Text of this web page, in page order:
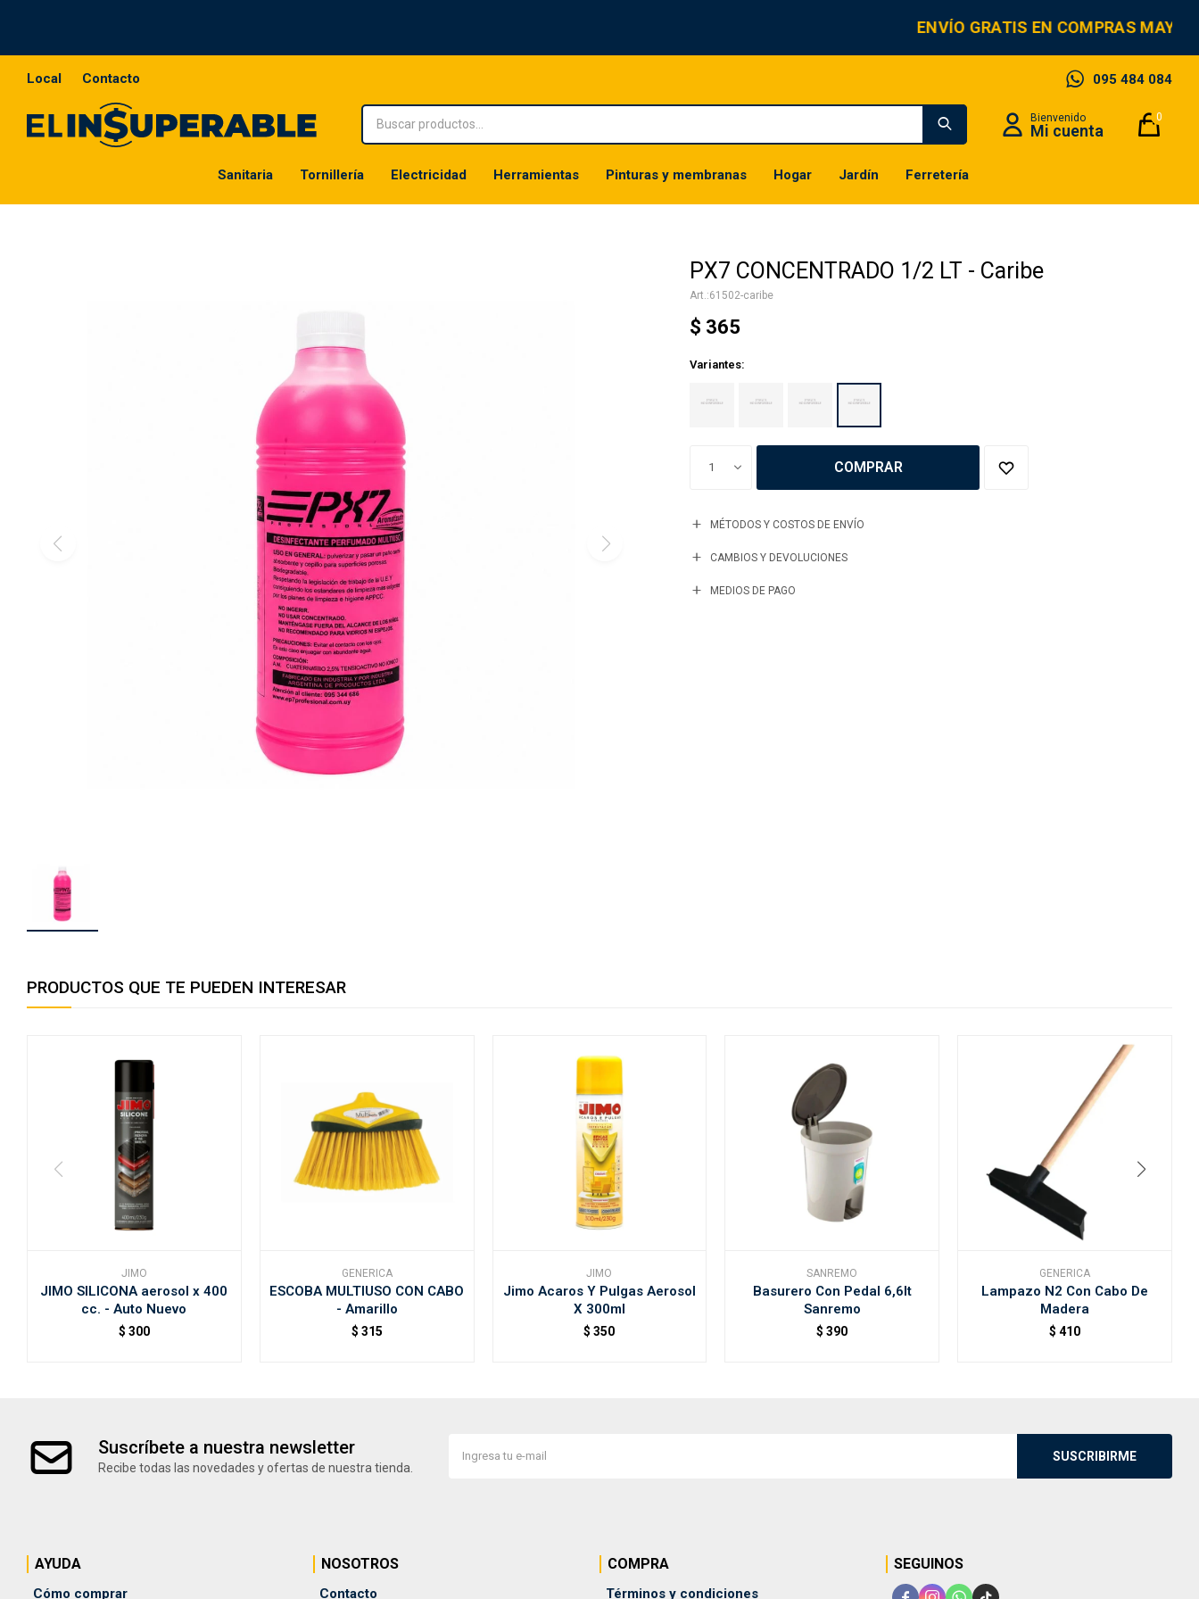
ENVÍO GRATIS EN COMPRAS
Sanitaria Tornillería Electricidad Herramientas Pinturas y membranas Hogar Jardín Ferretería
0
095 484 084
Local Contacto
PX7 CONCENTRADO 1/2 LT - Caribe
61502-caribe
$ 365
Variantes:
1 COMPRAR
MÉTODOS Y COSTOS DE ENVÍO
CAMBIOS Y DEVOLUCIONES
MEDIOS DE PAGO
PRODUCTOS QUE TE PUEDEN INTERESAR
JIMO
JIMO SILICONA aerosol x 400
cc. - Auto Nuevo
$ 300
GENERICA
ESCOBA MULTIUSO CON CABO
- Amarillo
$ 315
JIMO
Jimo Acaros Y Pulgas Aerosol
X 300ml
$ 350
SANREMO
Basurero Con Pedal 6,6lt
Sanremo
$ 390
GENERICA
Lampazo N2 Con Cabo De
Madera
$ 410
Suscríbete a nuestra newsletter
Recibe todas las novedades y ofertas de nuestra tienda.
SUSCRIBIRME
AYUDA
Cómo comprar
NOSOTROS
Contacto
COMPRA
Términos y condiciones
SEGUINOS